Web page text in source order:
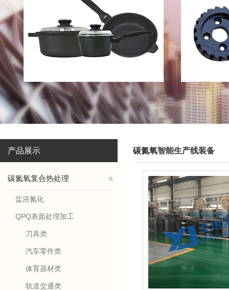
碳氮氧智能生产线装备
产品展示
碳氮氧复合热处理
盐浴氮化
QPQ表面处理加工
刀具类
汽车零件类
体育器材类
轨道交通类